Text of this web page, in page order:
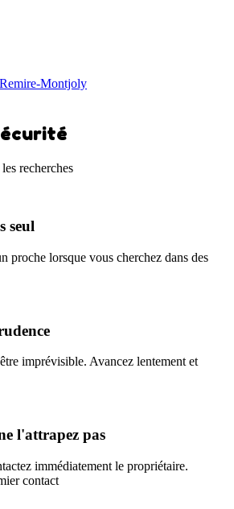
Montjoly
recherches
seul
proche lorsque vous cherchez dans des
imprévisible. Avancez lentement et
l'attrapez pas
immédiatement le propriétaire.
contact